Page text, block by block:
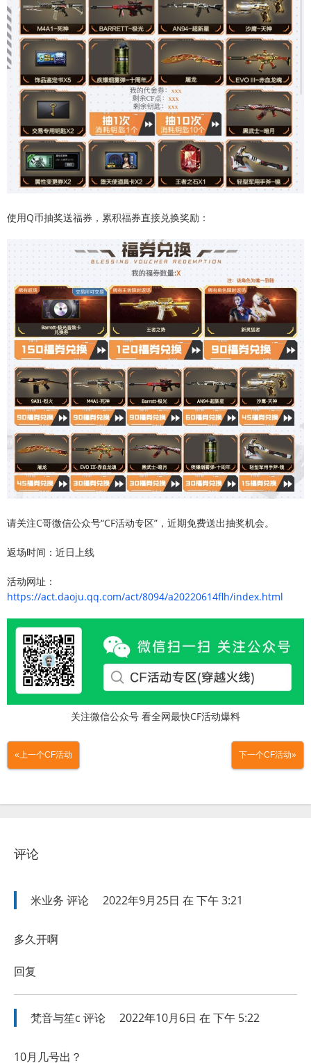
使用Q币抽奖送福券，累积福券直接兑换奖励：
请关注C哥微信公众号“CF活动专区”，近期免费送出抽奖机会。
返场时间：近日上线
活动网址：
https://act.daoju.qq.com/act/8094/a20220614flh/index.html
关注微信公众号 看全网最快CF活动爆料
«上一个CF活动 下一个CF活动»
评论
米业务 评论 2022年9月25日 在 下午 3:21
多久开啊
回复
梵音与笙c 评论 2022年10月6日 在 下午 5:22
10月几号出？